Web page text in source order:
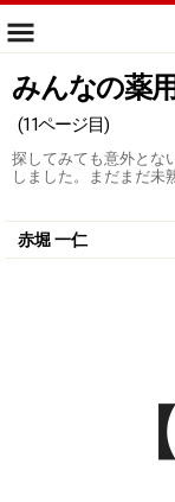
みんなの薬
(11ページ目)
探してみても意外とな
しました。まだまだ未
赤堀 一仁